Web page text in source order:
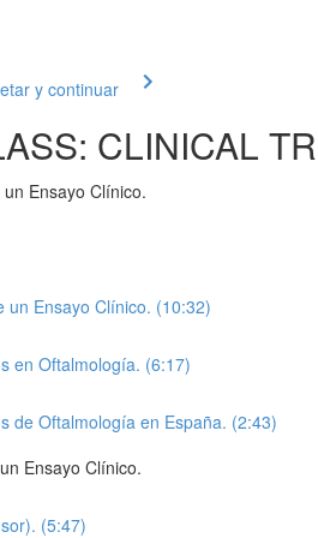
y continuar
CLINICAL
Ensayo Clínico.
un Ensayo Clínico. (10:32)
en Oftalmología. (6:17)
de Oftalmología en España. (2:43)
Ensayo Clínico.
(5:47)